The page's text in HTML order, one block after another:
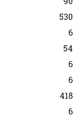
530
6
54
6
6
418
6